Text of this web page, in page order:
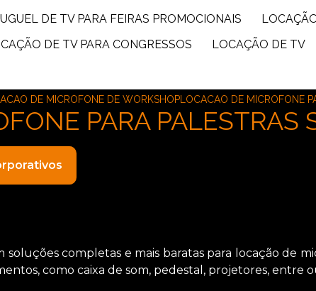
DE TV PARA FEIRAS PROMOCIONAIS
DE TV PARA CONGRESSOS LOCAÇÃO DE TV
DE MICROFONE DE WORKSHOPLOCACAO DE MICROFONE
PARA PALESTRAS
soluções completas e mais baratas para locação de
como caixa de som, pedestal, projetores, entre